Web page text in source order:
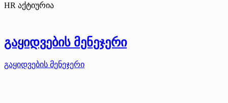
HR აქტიურია
გაყიდვების მენეჯერი
გაყიდვების მენეჯერი